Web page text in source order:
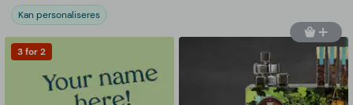
Kan personaliseres
3 for 2